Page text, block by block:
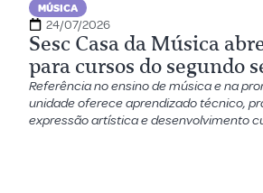
MÚSICA
24/07/2026
Sesc Casa da Música
para cursos do segundo
Referência no ensino de música e na
unidade oferece aprendizado técnico,
expressão artística e desenvolvimento